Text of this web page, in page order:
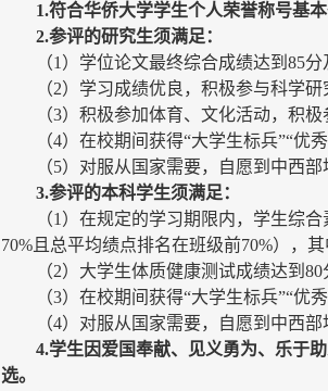
1.符合华侨大学学生个人荣誉称号基
2.参评的研究生须满足：
（1）学位论文最终综合成绩达到85分
（2）学习成绩优良，积极参与科学
（3）积极参加体育、文化活动，积
（4）在校期间获得“大学生标兵”“优
（5）对服从国家需要，自愿到中西
3.参评的本科学生须满足：
（1）在规定的学习期限内，学生综
70%且总平均绩点排名在班级前70%），
（2）大学生体质健康测试成绩达到80
（3）在校期间获得“大学生标兵”“优
（4）对服从国家需要，自愿到中西
4.学生因爱国奉献、见义勇为、乐于
选。